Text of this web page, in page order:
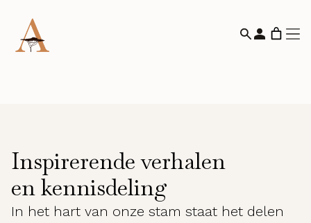
Inspirerende verhalen
en kennisdeling
In het hart van onze stam staat het delen